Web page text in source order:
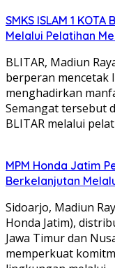
SMKS ISLAM 1
Melalui Pelatihan
BLITAR, Madiun
berperan mencetak
menghadirkan
Semangat tersebut
BLITAR melalui
MPM Honda Jatim
Berkelanjutan
Sidoarjo, Madiun
Honda Jatim),
Jawa Timur dan
memperkuat